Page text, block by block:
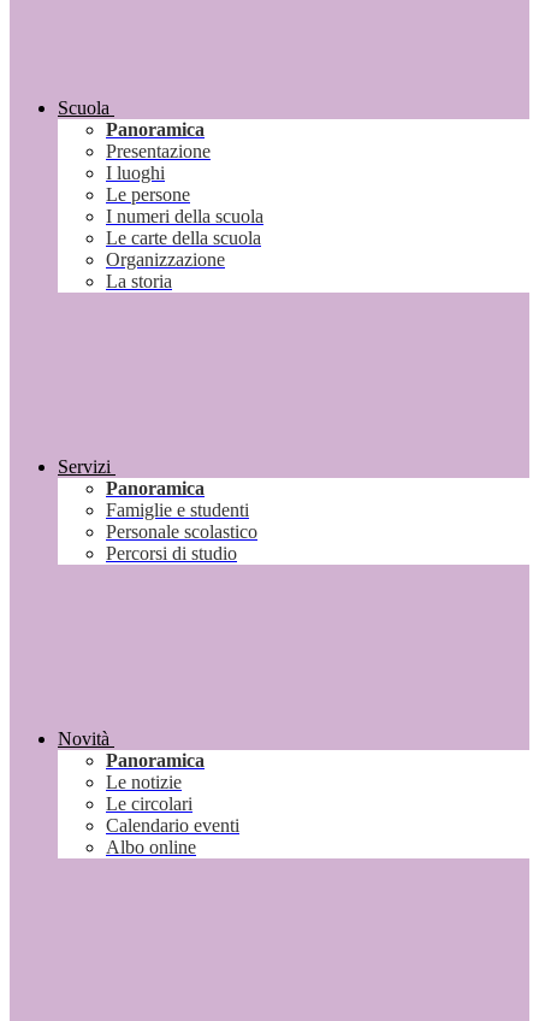
Scuola
Panoramica
Presentazione
I luoghi
Le persone
I numeri della scuola
Le carte della scuola
Organizzazione
La storia
Servizi
Panoramica
Famiglie e studenti
Personale scolastico
Percorsi di studio
Novità
Panoramica
Le notizie
Le circolari
Calendario eventi
Albo online